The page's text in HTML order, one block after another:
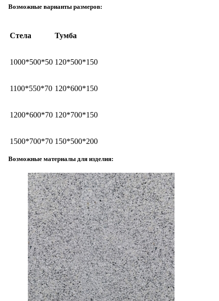
Возможные варианты размеров:
Стела Тумба
1000*500*50 120*500*150
1100*550*70 120*600*150
1200*600*70 120*700*150
1500*700*70 150*500*200
Возможные материалы для изделия: